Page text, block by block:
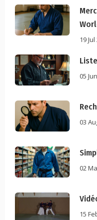
19
05
03
02
15